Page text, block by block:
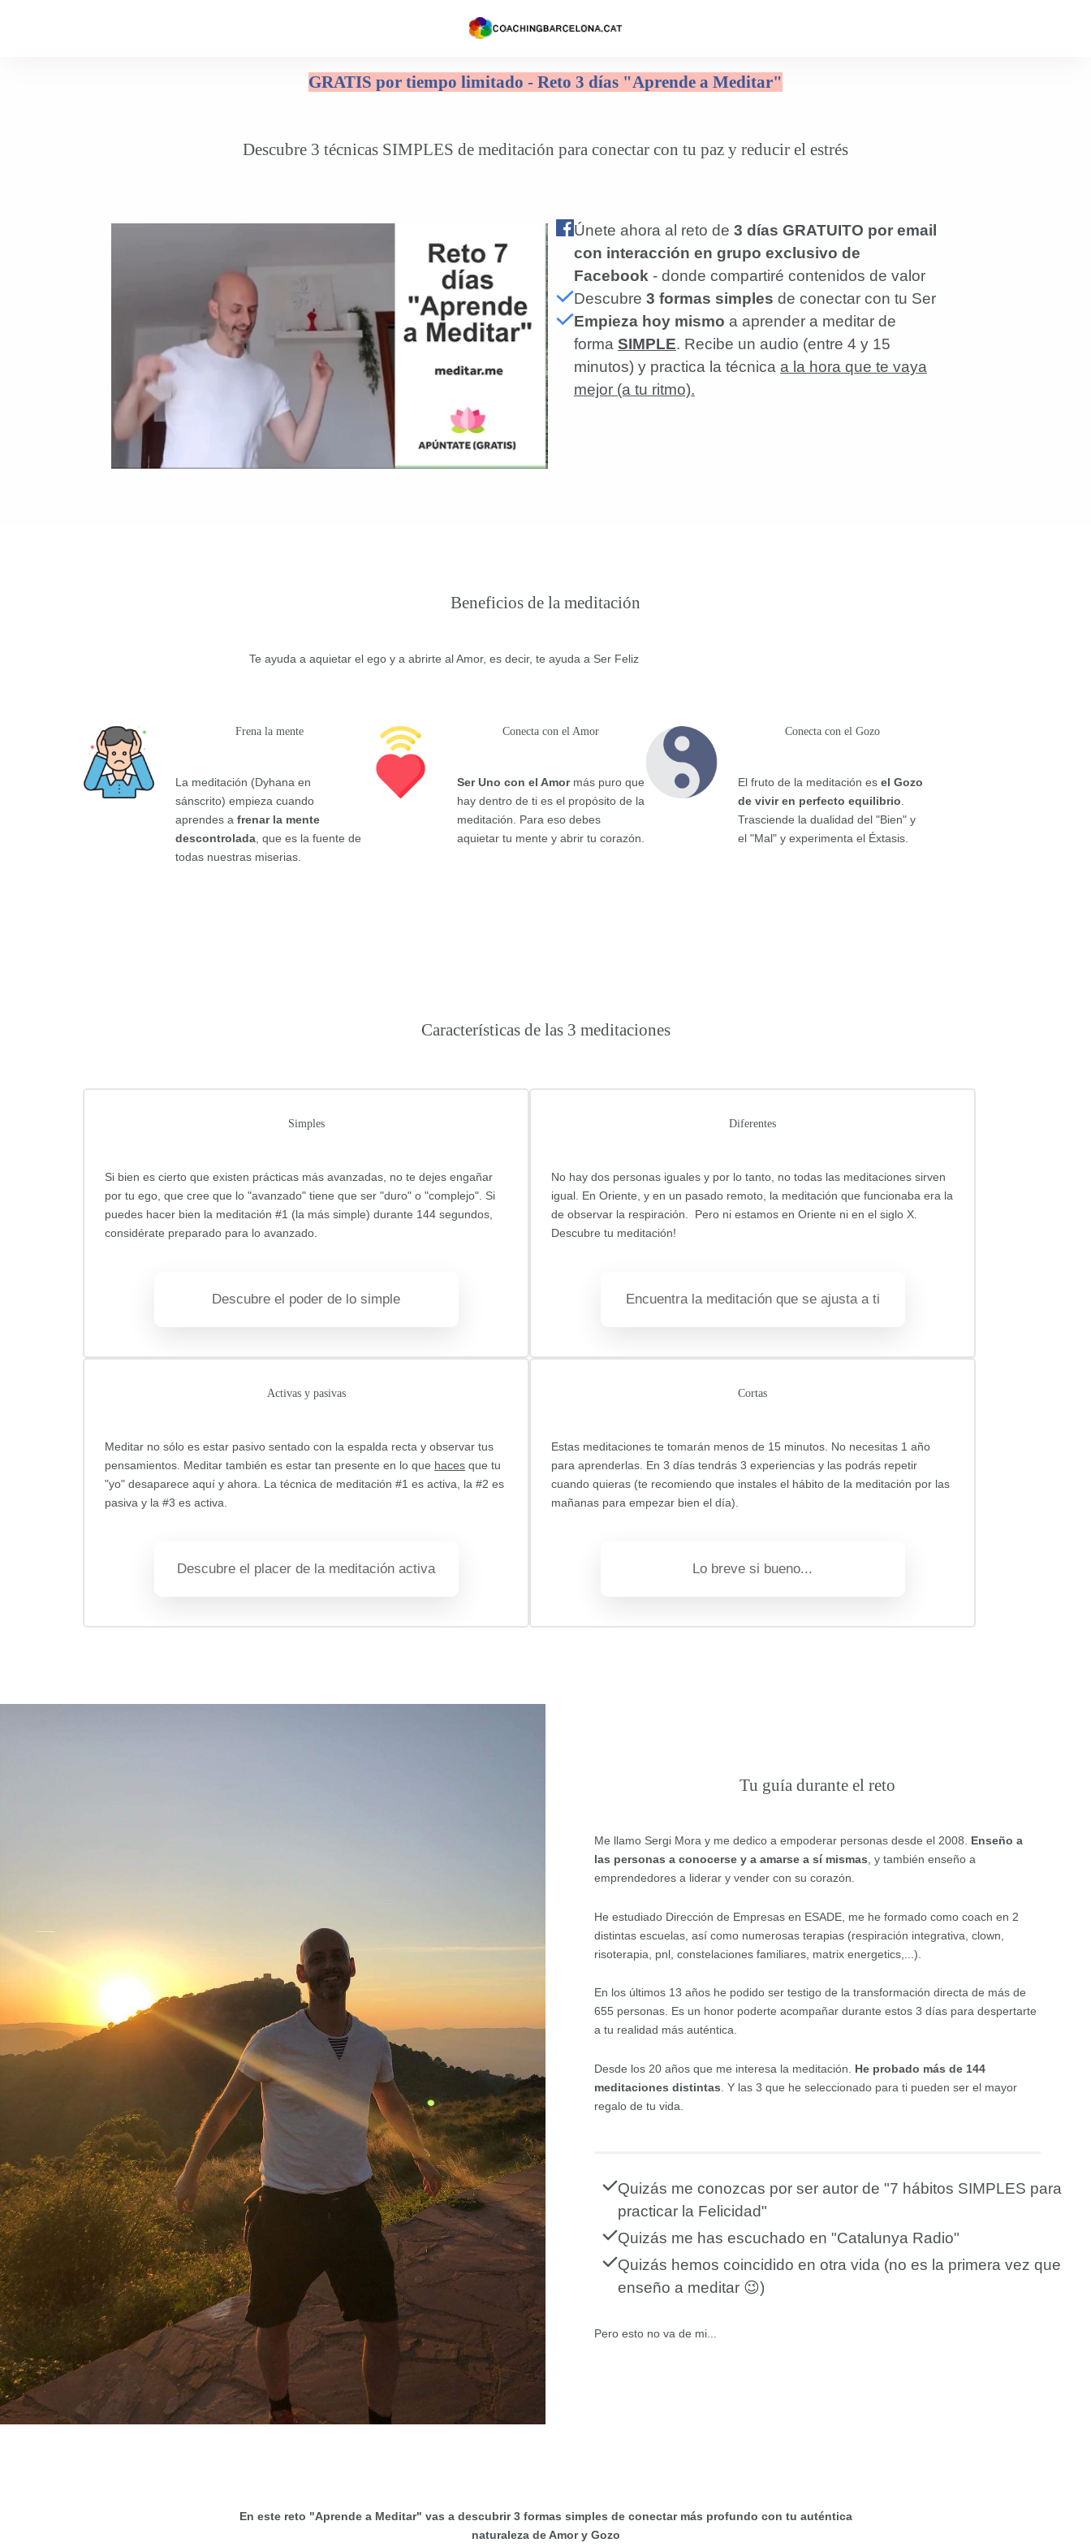
GRATIS por tiempo limitado - Reto 3 días "Aprende a Meditar"
Descubre 3 técnicas SIMPLES de meditación para conectar con tu paz y reducir el estrés
Únete ahora al reto de 3 días GRATUITO por email
con interacción en grupo exclusivo de
Facebook - donde compartiré contenidos de valor
Descubre 3 formas simples de conectar con tu Ser
Empieza hoy mismo a aprender a meditar de
forma SIMPLE. Recibe un audio (entre 4 y 15
minutos) y practica la técnica a la hora que te vaya
mejor (a tu ritmo).
Beneficios de la meditación
Te ayuda a aquietar el ego y a abrirte al Amor, es decir, te ayuda a Ser Feliz
Frena la mente
La meditación (Dyhana en
sánscrito) empieza cuando
aprendes a frenar la mente
descontrolada, que es la fuente de
todas nuestras miserias.
Conecta con el Amor
Ser Uno con el Amor más puro que
hay dentro de ti es el propósito de la
meditación. Para eso debes
aquietar tu mente y abrir tu corazón.
Conecta con el Gozo
El fruto de la meditación esel Gozo
de vivir en perfecto equilibrio.
Trasciende la dualidad del "Bien" y
el "Mal" y experimenta el Éxtasis.
Características de las 3 meditaciones
Simples
Si bien es cierto que existen prácticas más avanzadas, no te dejes engañar
por tu ego, que cree que lo "avanzado" tiene que ser "duro" o "complejo". Si
puedes hacer bien la meditación #1 (la más simple) durante 144 segundos,
considérate preparado para lo avanzado.
Descubre el poder de lo simple
Diferentes
No hay dos personas iguales y por lo tanto, no todas las meditaciones sirven
igual. En Oriente, y en un pasado remoto, la meditación que funcionaba era la
de observar la respiración. Pero ni estamos en Oriente ni en el siglo X.
Descubre tu meditación!
Encuentra la meditación que se ajusta a ti
Activas y pasivas
Meditar no sólo es estar pasivo sentado con la espalda recta y observar tus
pensamientos. Meditar también es estar tan presente en lo que haces que tu
"yo" desaparece aquí y ahora. La técnica de meditación #1 es activa, la #2 es
pasiva y la #3 es activa.
Descubre el placer de la meditación activa
Cortas
Estas meditaciones te tomarán menos de 15 minutos. No necesitas 1 año
para aprenderlas. En 3 días tendrás 3 experiencias y las podrás repetir
cuando quieras (te recomiendo que instales el hábito de la meditación por las
mañanas para empezar bien el día).
Lo breve si bueno...
Tu guía durante el reto
Me llamo Sergi Mora y me dedico a empoderar personas desde el 2008. Enseño a
las personas a conocerse y a amarse a sí mismas, y también enseño a
emprendedores a liderar y vender con su corazón.
He estudiado Dirección de Empresas en ESADE, me he formado como coach en 2
distintas escuelas, así como numerosas terapias (respiración integrativa, clown,
risoterapia, pnl, constelaciones familiares, matrix energetics,...).
En los últimos 13 años he podido ser testigo de la transformación directa de más de
655 personas. Es un honor poderte acompañar durante estos 3 días para despertarte
a tu realidad más auténtica.
Desde los 20 años que me interesa la meditación. He probado más de 144
meditaciones distintas . Y las 3 que he seleccionado para ti pueden ser el mayor
regalo de tu vida.
Quizás me conozcas por ser autor de "7 hábitos SIMPLES para
practicar la Felicidad"
Quizás me has escuchado en "Catalunya Radio"
Quizás hemos coincidido en otra vida (no es la primera vez que
enseño a meditar 😉)
Pero esto no va de mi...
En este reto "Aprende a Meditar" vas a descubrir 3 formas simples de conectar más profundo con tu auténtica
naturaleza de Amor y Gozo